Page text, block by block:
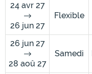
24 avr 27
26 jun 27
Flexible
26 jun 27
28 aoû 27
Samedi